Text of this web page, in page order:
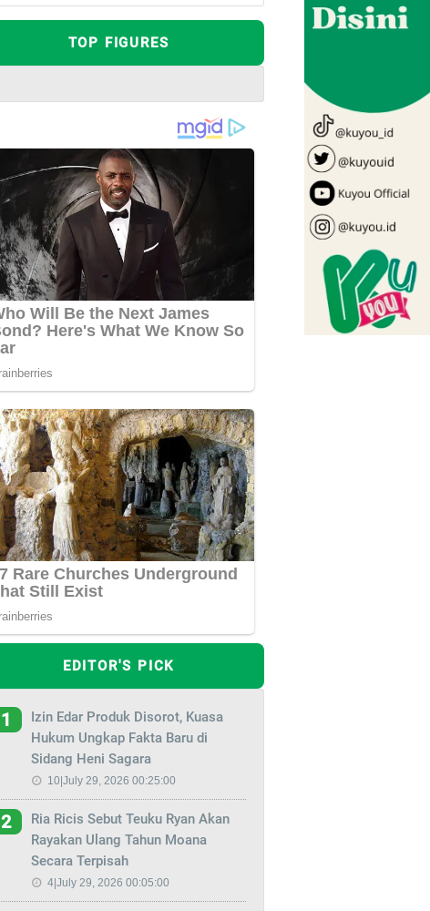
TOP FIGURES
EDITOR'S PICK
1
Izin Edar Produk Disorot, Kuasa
Hukum Ungkap Fakta Baru di
Sidang Heni Sagara
10|July 29, 2026 00:25:00
2
Ria Ricis Sebut Teuku Ryan Akan
Rayakan Ulang Tahun Moana
Secara Terpisah
4|July 29, 2026 00:05:00